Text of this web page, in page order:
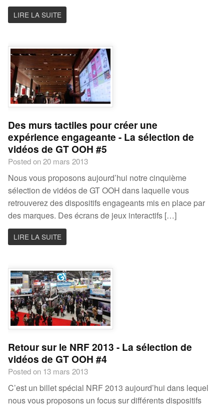
LIRE LA SUITE
Des murs tactiles pour créer une
expérience engageante - La sélection de
vidéos de GT OOH #5
Posted on 20 mars 2013
Nous vous proposons aujourd’hui notre cinquième
sélection de vidéos de GT OOH dans laquelle vous
retrouverez des dispositifs engageants mis en place par
des marques. Des écrans de jeux interactifs […]
LIRE LA SUITE
Retour sur le NRF 2013 - La sélection de
vidéos de GT OOH #4
Posted on 13 mars 2013
C’est un billet spécial NRF 2013 aujourd’hui dans lequel
nous vous proposons un focus sur différents dispositifs